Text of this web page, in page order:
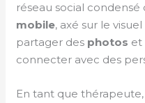
réseau social condensé
mobile, axé sur le
partager des photos et
connecter avec des
En tant que